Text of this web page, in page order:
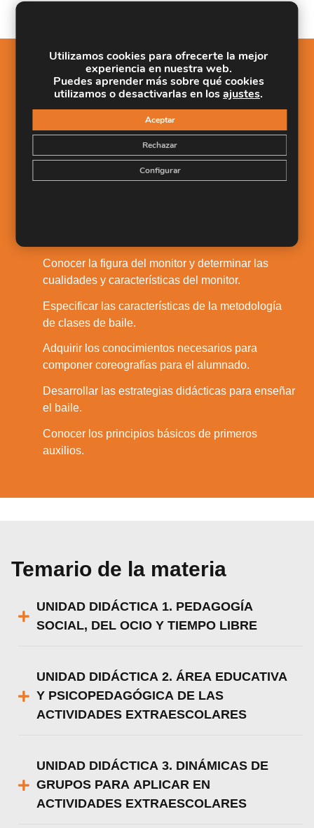
Salidas Profesionales
Los objetivos que se pretenden conseguir a través
de esta formación son los siguientes: – Conocer las
características de la pedagogía del ocio.
1.
Determinar el área educativa de las actividades
extraescolares. Aprender a aplicar las dinámicas
Conocer la figura del monitor y determinar las
cualidades y características del monitor.
Especificar las características de la metodología
de clases de baile.
Adquirir los conocimientos necesarios para
componer coreografías para el alumnado.
Desarrollar las estrategias didácticas para enseñar
el baile.
Conocer los principios básicos de primeros
auxilios.
Temario de la materia
UNIDAD DIDÁCTICA 1. PEDAGOGÍA
SOCIAL, DEL OCIO Y TIEMPO LIBRE
UNIDAD DIDÁCTICA 2. ÁREA EDUCATIVA
Y PSICOPEDAGÓGICA DE LAS
ACTIVIDADES EXTRAESCOLARES
UNIDAD DIDÁCTICA 3. DINÁMICAS DE
GRUPOS PARA APLICAR EN
ACTIVIDADES EXTRAESCOLARES
Utilizamos cookies para ofrecerte la mejor
experiencia en nuestra web.
Puedes aprender más sobre qué cookies
utilizamos o desactivarlas en losajustes.
Aceptar
Rechazar
Configurar